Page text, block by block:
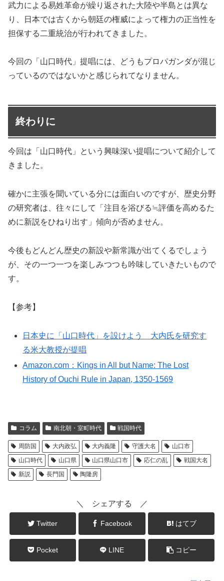
武力による易姓革命が繰り返された大陸や半島とは異な
り、日本では古くから朝廷の権威によって権力の正当性を
担保する二重統治が行われてきました。
今回の「山口時代」提唱には、どうもプロパガンダが混じ
っているのではないかと感じられてなりません。
終わりに
今回は「山口時代」という興味深い提唱について紹介して
きました。
確かに主張を聞いている分には面白いのですが、歴史分野
の研究者は、往々にして「注目を浴びる≒評価を高めるた
めに新説をひねり出す」傾向が否めません。
今後もどんどん歴史の新設や新常識が出てくるでしょう
が、その一つ一つを楽しみつつも吟味していきたいもので
す。
【参考】
日本史に「山口時代」を設けよう 大内氏を研究す
る米大教授が提唱
Amazon.com：Kings in All but Name: The Lost
History of Ouchi Rule in Japan, 1350-1569
コラム 南北朝・室町時代 戦国時代
周防国 大内政弘 大内義隆 守護大名
山口市
山口時代
山口県 山口県山口市 応仁の乱
戦国大名
新説
長門国 陶隆房
＼ シェアする ／
Twitter Facebook はてブ
Pocket LINE コピー